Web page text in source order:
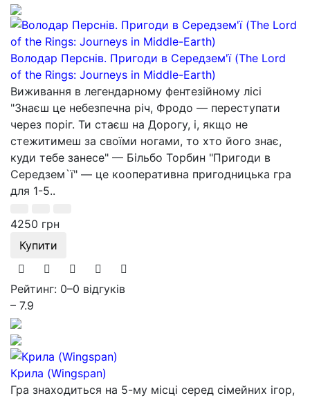
Володар Перснів. Пригоди в Середзем'ї (The Lord
of the Rings: Journeys in Middle-Earth)
Виживання в легендарному фентезійному лісі
"Знаєш це небезпечна річ, Фродо — переступати
через поріг. Ти стаєш на Дорогу, і, якщо не
стежитимеш за своїми ногами, то хто його знає,
куди тебе занесе" — Більбо Торбин "Пригоди в
Середзем`ї" — це кооперативна пригодницька гра
для 1-5..
4250 грн
Купити
Рейтинг: 0–0 відгуків
– 7.9
Крила (Wingspan)
Гра знаходиться на 5-му місці серед сімейних ігор,